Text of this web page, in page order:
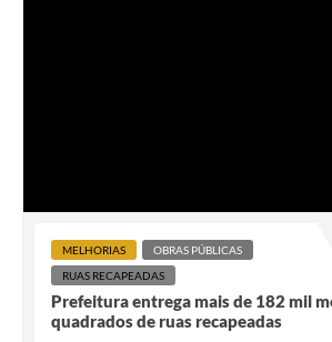
MELHORIAS
OBRAS PÚBLICAS
RUAS RECAPEADAS
Prefeitura entrega mais de 182 mil
quadrados de ruas recapeadas